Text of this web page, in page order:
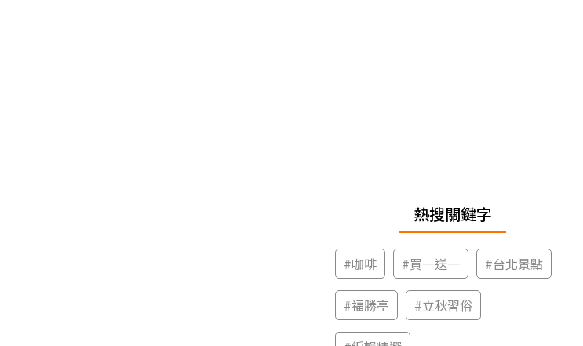
熱搜關鍵字
#咖啡 #買一送一 #台北景點
#福勝亭 #立秋習俗